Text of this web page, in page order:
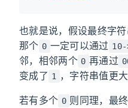
也就是说，假设最终字
那个 0 一定可以通过 10-
邻，相邻两个 0 再通过
变成了 1 ，字符串值更大
若有多个 0 则同理，最